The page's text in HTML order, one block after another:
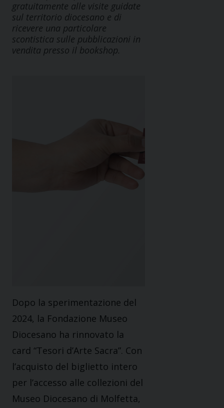
gratuitamente alle visite guidate
sul territorio diocesano e di
ricevere una particolare
scontistica sulle pubblicazioni in
vendita presso il bookshop.
Dopo la sperimentazione del
2024, la Fondazione Museo
Diocesano ha rinnovato la
card “Tesori d’Arte Sacra”. Con
l’acquisto del biglietto intero
per l’accesso alle collezioni del
Museo Diocesano di Molfetta,